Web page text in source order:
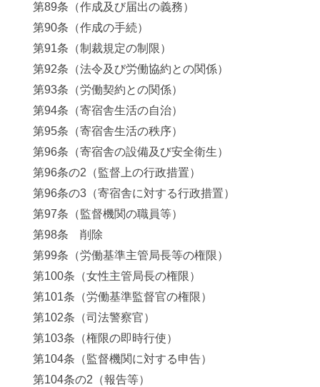
第89条（作成及び届出の義務）
第90条（作成の手続）
第91条（制裁規定の制限）
第92条（法令及び労働協約との関係）
第93条（労働契約との関係）
第94条（寄宿舎生活の自治）
第95条（寄宿舎生活の秩序）
第96条（寄宿舎の設備及び安全衛生）
第96条の2（監督上の行政措置）
第96条の3（寄宿舎に対する行政措置）
第97条（監督機関の職員等）
第98条 削除
第99条（労働基準主管局長等の権限）
第100条（女性主管局長の権限）
第101条（労働基準監督官の権限）
第102条（司法警察官）
第103条（権限の即時行使）
第104条（監督機関に対する申告）
第104条の2（報告等）